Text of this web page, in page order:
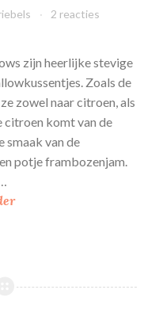
c
2 reacties
zijn heerlijke stevige
Zoals de
zowel naar citroen, als
citroen komt van de
smaak van de
potje frambozenjam.
C